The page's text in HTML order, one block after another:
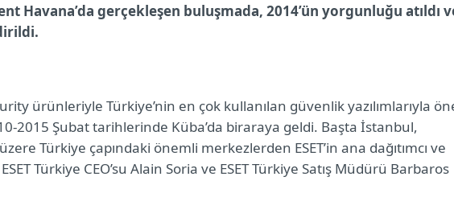
Havana’da gerçekleşen buluşmada, 2014’ün yorgunluğu atıldı
ürünleriyle Türkiye’nin en çok kullanılan güvenlik yazılımlarıyla
10-2015 Şubat tarihlerinde Küba’da biraraya geldi. Başta İstanbul,
Türkiye çapındaki önemli merkezlerden ESET’in ana dağıtımcı ve
Türkiye CEO’su Alain Soria ve ESET Türkiye Satış Müdürü Barbaros